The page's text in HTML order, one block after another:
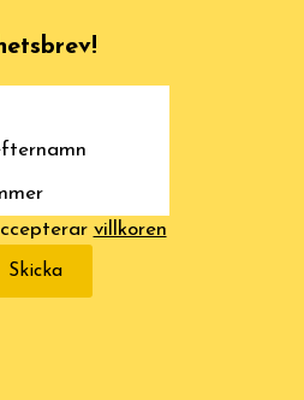
villkoren
Skicka